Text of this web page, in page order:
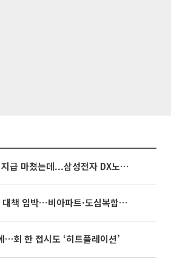
3445억 자사주 지급 마쳤는데...삼성전자 DX노조, 뒤늦은 '떼쓰기 집회'
영끌 '주택공급' 대책 임박⋯비아파트·도심복합까지 총동원
…회 한 접시도 ‘히트플레이션’